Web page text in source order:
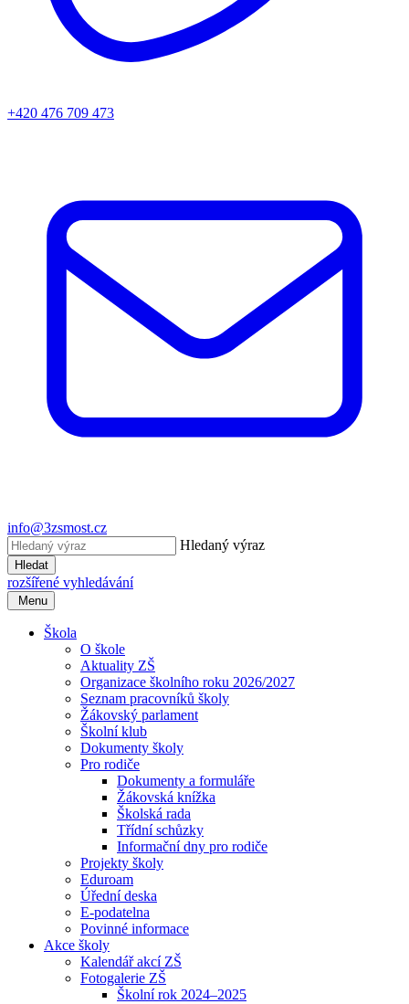
+420 476 709 473
info@3zsmost.cz
Hledaný výraz
Hledat
rozšířené vyhledávání
Menu
Škola
O škole
Aktuality ZŠ
Organizace školního roku 2026/2027
Seznam pracovníků školy
Žákovský parlament
Školní klub
Dokumenty školy
Pro rodiče
Dokumenty a formuláře
Žákovská knížka
Školská rada
Třídní schůzky
Informační dny pro rodiče
Projekty školy
Eduroam
Úřední deska
E-podatelna
Povinné informace
Akce školy
Kalendář akcí ZŠ
Fotogalerie ZŠ
Školní rok 2024–2025